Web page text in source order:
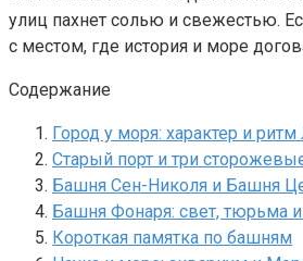
улиц пахнет солью и свежестью.
с местом, где история и море
Содержание
Город у моря: характер и
Старый порт и три
Башня Сен-Николя и Башня
Башня Фонаря: свет, тюрьма
Короткая памятка по башням